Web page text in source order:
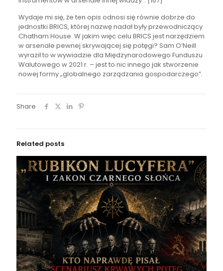
Wydaje mi się, że ten opis odnosi się równie dobrze do
jednostki BRICS, której nazwę nadał były przewodniczący
Chatham House. W jakim więc celu BRICS jest narzędziem
w arsenale pewnej skrywającej się potęgi? Sam O’Neill
wyraził to w wywiadzie dla Międzynarodowego Funduszu
Walutowego w 2021 r. – jest to nic innego jak stworzenie
nowej formy „globalnego zarządzania gospodarczego”.
Share
Related posts